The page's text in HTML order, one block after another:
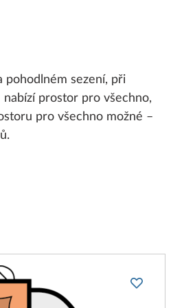
pohodlném sezení, při
prostor pro všechno,
pro všechno možné –